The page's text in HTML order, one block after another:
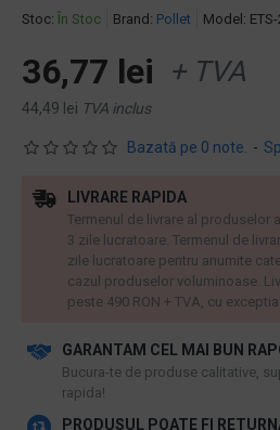
Stoc: În Stoc Brand: Pollet Model:
Bazată pe 0 note. -
36,77 lei + TVA
44,49 lei TVA inclus
GARANTAM CEL MAI BUN
​Bucura-te de produse calitative,
rapida!
PRODUSUL POATE FI
LIVRARE RAPIDA
Termenul de livrare al produselor
3 zile lucratoare. Termenul de
zile lucratoare pentru anumite
cazul produselor voluminoase.
peste 490 RON + TVA, cu